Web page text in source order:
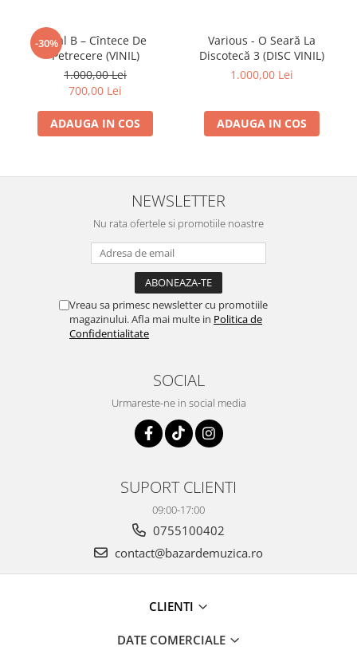
-30%
Real B – Cîntece De
Petrecere (VINIL)
1.000,00 Lei
700,00 Lei
ADAUGA IN COS
Various - O Seară La
Discotecă 3 (DISC VINIL)
1.000,00 Lei
ADAUGA IN COS
NEWSLETTER
Nu rata ofertele si promotiile noastre
Vreau sa primesc newsletter cu promotiile
magazinului. Afla mai multe in Politica de
Confidentialitate
SOCIAL
Urmareste-ne in social media
SUPORT CLIENTI
09:00-17:00
0755100402
contact@bazardemuzica.ro
CLIENTI
DATE COMERCIALE